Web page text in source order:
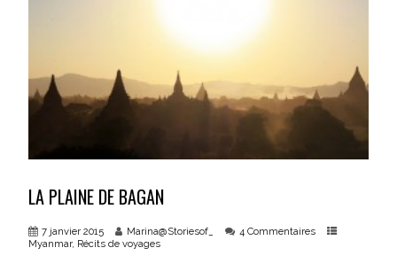
LA PLAINE DE BAGAN
7 janvier 2015 Marina@Storiesof_
4 Commentaires
Myanmar, Récits de voyages